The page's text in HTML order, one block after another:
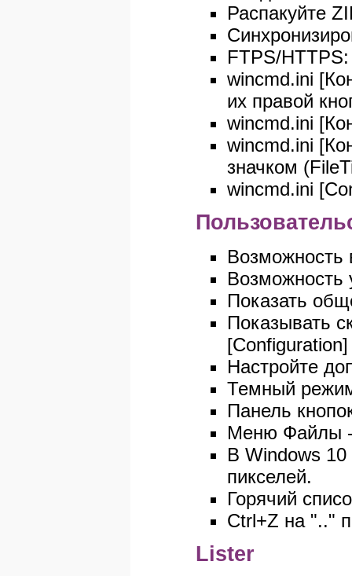
Распакуйте
FTPS/
wincmd.ini
их правой
wincmd.ini
wincmd.ini
значком
wincmd.ini
Возможность
Возможность
Показать
Показывать
Настройте
Темный
Панель
Меню Файлы -
В Windows
пикселей.
Горячий
Ctrl+Z на ".."
Lister